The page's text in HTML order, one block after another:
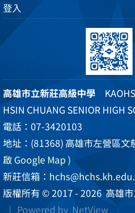
登入
高雄市立新莊高級中學
HSIN CHUANG SENIOR HIGH
電話：07-3420103
地址：(81368) 高雄市左營區文
啟 Google Map )
新莊信箱：
版權所有 © 2017 - 2026高雄市
| Powered by NetView